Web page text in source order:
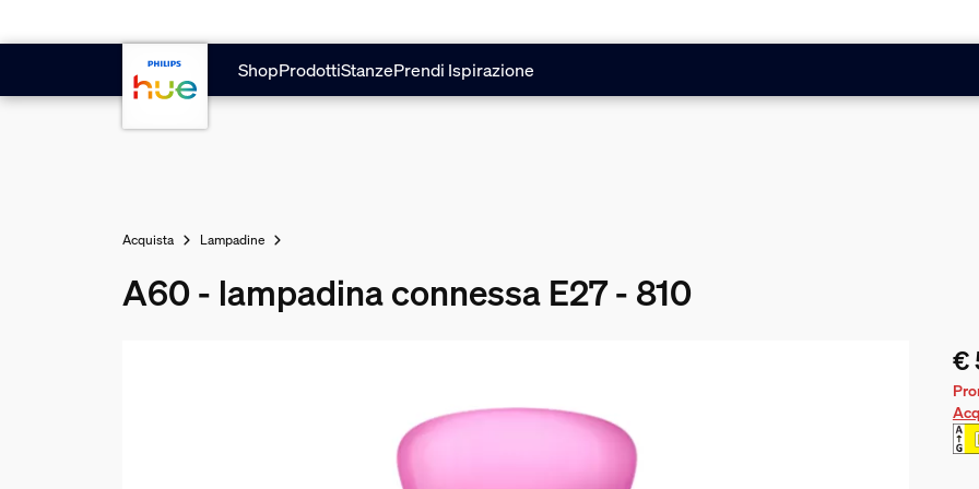
ShopProdottiStanzePrendi Ispirazione
Acquista Lampadine
A60 - lampadina connessa E27 - 810
Il
€